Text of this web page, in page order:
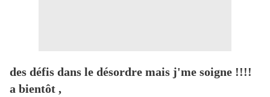
des défis dans le désordre mais j'me soigne !!!!
a bientôt ,